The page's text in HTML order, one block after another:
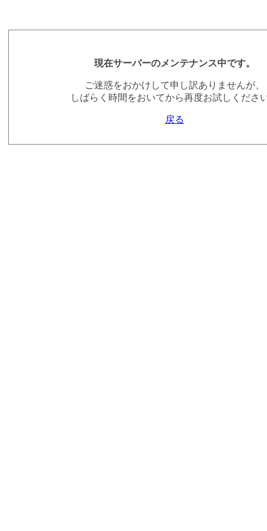
現在サーバーのメンテナンス中です。
ご迷惑をおかけして申し訳ありませんが、
しばらく時間をおいてから再度お試しください
戻る